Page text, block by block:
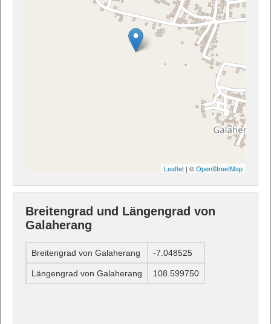
Leaflet | ©OpenStreetMap
Breitengrad und Längengrad von
Galaherang
Breitengrad von Galaherang -7.048525
Längengrad von Galaherang 108.599750